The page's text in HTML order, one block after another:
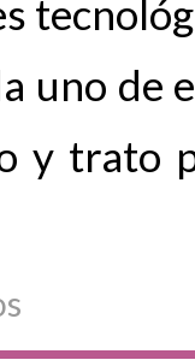
uno de
y trato